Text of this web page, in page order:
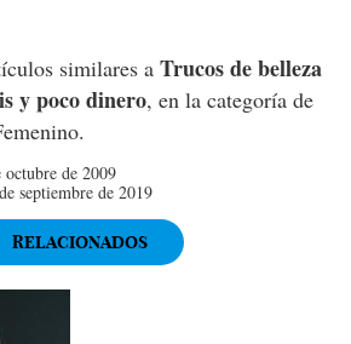
similares a Trucos de belleza
y poco dinero, en la categoría de
octubre de 2009
septiembre de 2019
RELACIONADOS